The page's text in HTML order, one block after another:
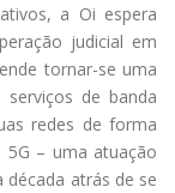
a Oi espera
judicial em
tornar-se uma
de banda
redes de forma
– uma atuação
atrás de se